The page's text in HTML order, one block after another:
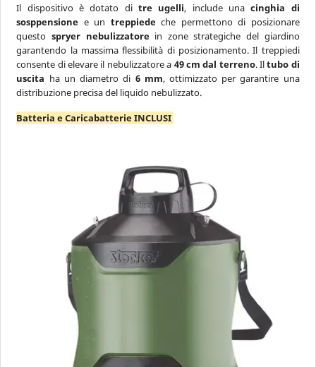
Il dispositivo è dotato di tre ugelli, include unacinghia di
sosppensione e un treppiedeche permettono di posizionare
questo spryer nebulizzatorein zone strategiche del giardino
garantendo la massima flessibilità di posizionamento. Il treppiedi
consente di elevare il nebulizzatore a 49 cm dal terreno. Iltubo di
uscita ha un diametro di 6 mm, ottimizzato per garantire una
distribuzione precisa del liquido nebulizzato.
Batteria e Caricabatterie INCLUSI